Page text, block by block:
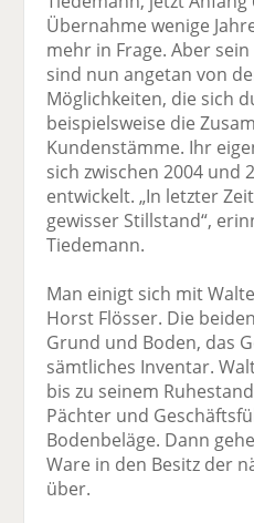
Übernahme wenige
mehr in Frage. Aber
sind nun angetan von
Möglichkeiten, die sich
beispielsweise die
Kunden­stämme. Ihr
sich zwischen 2004 und
entwickelt. „In letzter
gewisser Stillstand“,
Tiedemann.
Man einigt sich mit
Horst Flösser. Die
Grund und Boden, das
sämtliches Inventar.
bis zu seinem
Pächter und
Bodenbeläge. Dann
Ware in den Besitz der
über.